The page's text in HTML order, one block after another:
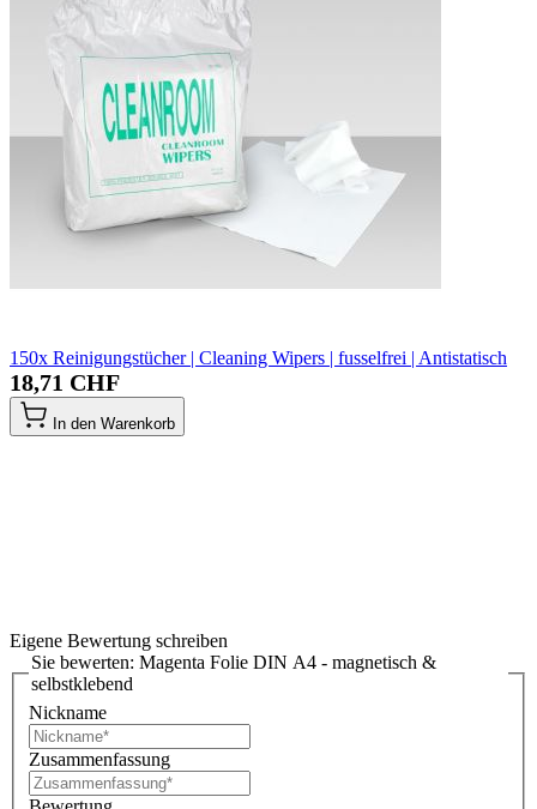
150x Reinigungstücher | Cleaning Wipers | fusselfrei | Antistatisch
18,71 CHF
In den Warenkorb
Eigene Bewertung schreiben
Sie bewerten: Magenta Folie DIN A4 - magnetisch &
selbstklebend
Nickname
Zusammenfassung